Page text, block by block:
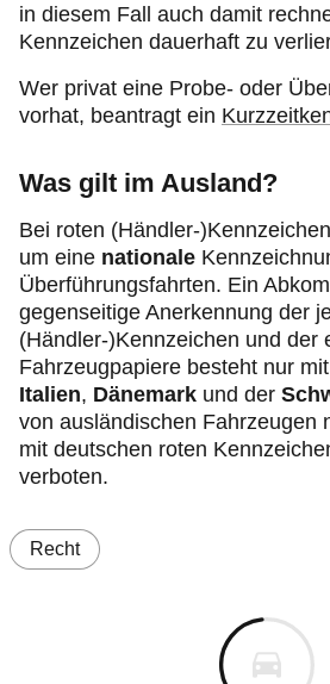
in diesem Fall auch damit
Kennzeichen dauerhaft zu
Wer privat eine Probe- oder
vorhat, beantragt ein
Was gilt im Ausland?
Bei roten (Händler-
um eine nationale
Überführungsfahrten. Ein
gegenseitige Anerkennung der
(Händler-)Kennzeichen und der
Fahrzeugpapiere besteht nur mit
Italien, Dänemark und der
von ausländischen Fahrzeugen
mit deutschen roten
verboten.
Recht